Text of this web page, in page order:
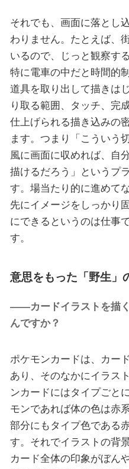
それでも、画面に落とし
わりません。たとえば、
いるので、じっと観察す
特に電車の中だと時間的
道具を取り出して描きは
り取る範囲、タッチ、完
仕上げられる描き込みの
ます。つまり「こういう
風に画面に収めれば、自
描けるだろう」というプ
す。場当たり的に進めて
先にイメージをしっかり
にできるというのは仕事
す。
意思をもった「野生」
——カードイラストを描
んですか？
ポケモンカードは、カー
あり、そのなかにイラス
ンカードにはタイプごと
モンであれば体の色は赤
部分にもタイプ色である
す。それでイラストの背
カード全体の印象がぼん